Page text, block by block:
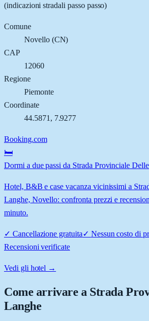
(indicazioni stradali passo passo)
Comune
Novello(CN)
CAP
12060
Regione
Piemonte
Coordinate
44.5871 , 7.9277
Booking.com
🛏️
Dormi a due passi da Strada Provinciale
Hotel, B&B e case vacanza vicinissimi a
Langhe, Novello: confronta prezzi e
minuto.
✓ Cancellazione gratuita✓ Nessun costo di
Recensioni verificate
Vedi gli hotel →
Come arrivare a Strada
Langhe